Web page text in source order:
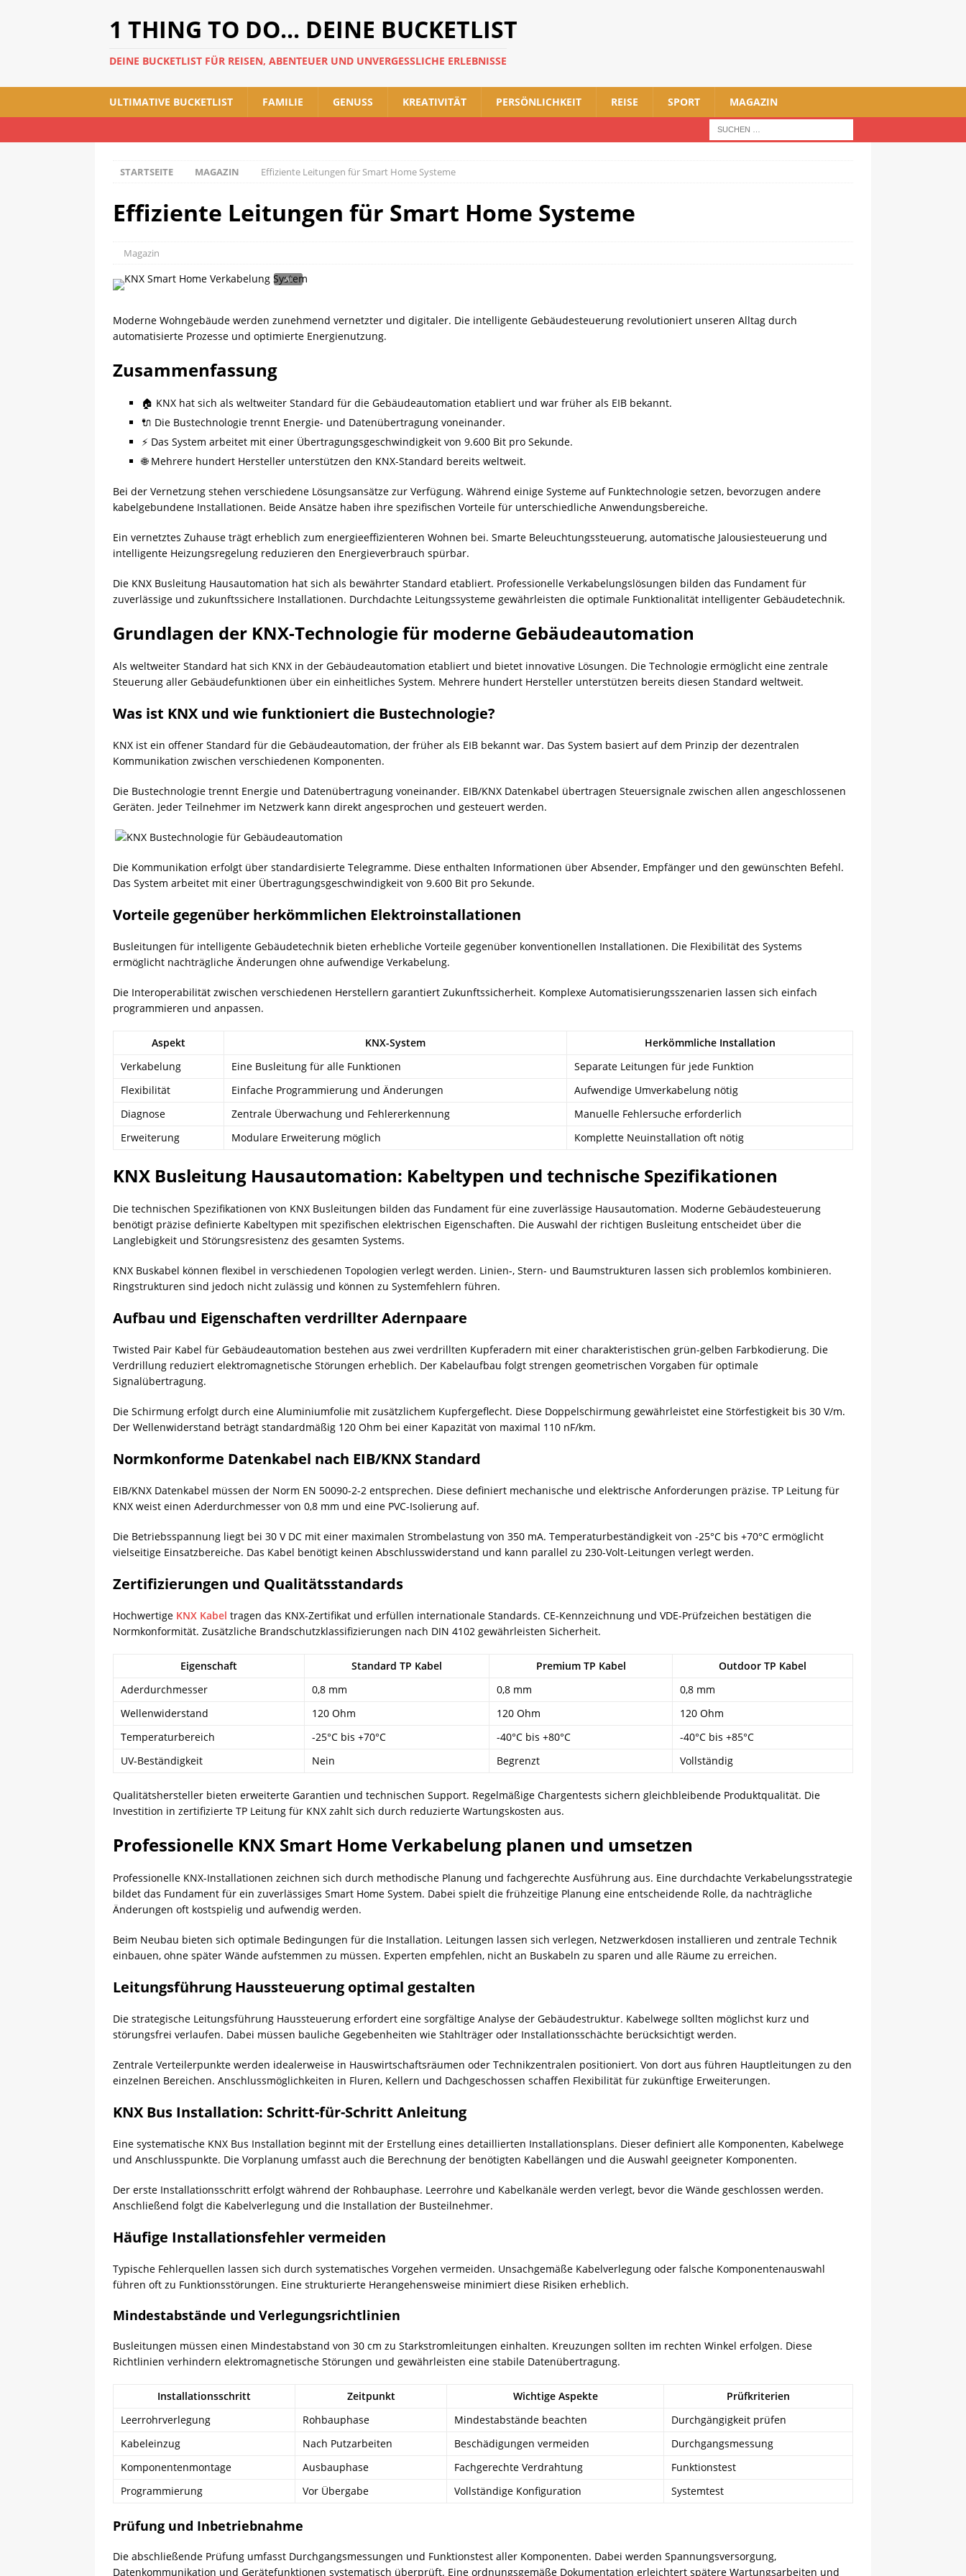
1 THING TO DO... DEINE BUCKETLIST
DEINE BUCKETLIST FÜR REISEN, ABENTEUER UND UNVERGESSLICHE ERLEBNISSE
ULTIMATIVE BUCKETLIST FAMILIE GENUSS KREATIVITÄT PERSÖNLICHKEIT REISE SPORT MAGAZIN
STARTSEITE MAGAZIN Effiziente Leitungen für Smart Home Systeme
Effiziente Leitungen für Smart Home Systeme
Magazin
Moderne Wohngebäude werden zunehmend vernetzter und digitaler. Die intelligente Gebäudesteuerung revolutioniert unseren Alltag durch
automatisierte Prozesse und optimierte Energienutzung.
Zusammenfassung
🏠 KNX hat sich als weltweiter Standard für die Gebäudeautomation etabliert und war früher als EIB bekannt.
🔌 Die Bustechnologie trennt Energie- und Datenübertragung voneinander.
⚡ Das System arbeitet mit einer Übertragungsgeschwindigkeit von 9.600 Bit pro Sekunde.
🌐 Mehrere hundert Hersteller unterstützen den KNX-Standard bereits weltweit.
Bei der Vernetzung stehen verschiedene Lösungsansätze zur Verfügung. Während einige Systeme auf Funktechnologie setzen, bevorzugen andere
kabelgebundene Installationen. Beide Ansätze haben ihre spezifischen Vorteile für unterschiedliche Anwendungsbereiche.
Ein vernetztes Zuhause trägt erheblich zum energieeffizienteren Wohnen bei. Smarte Beleuchtungssteuerung, automatische Jalousiesteuerung und
intelligente Heizungsregelung reduzieren den Energieverbrauch spürbar.
Die KNX Busleitung Hausautomation hat sich als bewährter Standard etabliert. Professionelle Verkabelungslösungen bilden das Fundament für
zuverlässige und zukunftssichere Installationen. Durchdachte Leitungssysteme gewährleisten die optimale Funktionalität intelligenter Gebäudetechnik.
Grundlagen der KNX-Technologie für moderne Gebäudeautomation
Als weltweiter Standard hat sich KNX in der Gebäudeautomation etabliert und bietet innovative Lösungen. Die Technologie ermöglicht eine zentrale
Steuerung aller Gebäudefunktionen über ein einheitliches System. Mehrere hundert Hersteller unterstützen bereits diesen Standard weltweit.
Was ist KNX und wie funktioniert die Bustechnologie?
KNX ist ein offener Standard für die Gebäudeautomation, der früher als EIB bekannt war. Das System basiert auf dem Prinzip der dezentralen
Kommunikation zwischen verschiedenen Komponenten.
Die Bustechnologie trennt Energie und Datenübertragung voneinander. EIB/KNX Datenkabel übertragen Steuersignale zwischen allen angeschlossenen
Geräten. Jeder Teilnehmer im Netzwerk kann direkt angesprochen und gesteuert werden.
Die Kommunikation erfolgt über standardisierte Telegramme. Diese enthalten Informationen über Absender, Empfänger und den gewünschten Befehl.
Das System arbeitet mit einer Übertragungsgeschwindigkeit von 9.600 Bit pro Sekunde.
Vorteile gegenüber herkömmlichen Elektroinstallationen
Busleitungen für intelligente Gebäudetechnik bieten erhebliche Vorteile gegenüber konventionellen Installationen. Die Flexibilität des Systems
ermöglicht nachträgliche Änderungen ohne aufwendige Verkabelung.
Die Interoperabilität zwischen verschiedenen Herstellern garantiert Zukunftssicherheit. Komplexe Automatisierungsszenarien lassen sich einfach
programmieren und anpassen.
Aspekt KNX-System
Herkömmliche Installation
Verkabelung
Eine Busleitung für alle Funktionen
Separate Leitungen für jede Funktion
Flexibilität
Einfache Programmierung und Änderungen
Aufwendige Umverkabelung nötig
Diagnose
Zentrale Überwachung und Fehlererkennung
Manuelle Fehlersuche erforderlich
Erweiterung
Modulare Erweiterung möglich Komplette Neuinstallation oft nötig
KNX Busleitung Hausautomation: Kabeltypen und technische Spezifikationen
Die technischen Spezifikationen von KNX Busleitungen bilden das Fundament für eine zuverlässige Hausautomation. Moderne Gebäudesteuerung
benötigt präzise definierte Kabeltypen mit spezifischen elektrischen Eigenschaften. Die Auswahl der richtigen Busleitung entscheidet über die
Langlebigkeit und Störungsresistenz des gesamten Systems.
KNX Buskabel können flexibel in verschiedenen Topologien verlegt werden. Linien-, Stern- und Baumstrukturen lassen sich problemlos kombinieren.
Ringstrukturen sind jedoch nicht zulässig und können zu Systemfehlern führen.
Aufbau und Eigenschaften verdrillter Adernpaare
Twisted Pair Kabel für Gebäudeautomation bestehen aus zwei verdrillten Kupferadern mit einer charakteristischen grün-gelben Farbkodierung. Die
Verdrillung reduziert elektromagnetische Störungen erheblich. Der Kabelaufbau folgt strengen geometrischen Vorgaben für optimale
Signalübertragung.
Die Schirmung erfolgt durch eine Aluminiumfolie mit zusätzlichem Kupfergeflecht. Diese Doppelschirmung gewährleistet eine Störfestigkeit bis 30 V/m.
Der Wellenwiderstand beträgt standardmäßig 120 Ohm bei einer Kapazität von maximal 110 nF/km.
Normkonforme Datenkabel nach EIB/KNX Standard
EIB/KNX Datenkabel müssen der Norm EN 50090-2-2 entsprechen. Diese definiert mechanische und elektrische Anforderungen präzise. TP Leitung für
KNX weist einen Aderdurchmesser von 0,8 mm und eine PVC-Isolierung auf.
Die Betriebsspannung liegt bei 30 V DC mit einer maximalen Strombelastung von 350 mA. Temperaturbeständigkeit von -25°C bis +70°C ermöglicht
vielseitige Einsatzbereiche. Das Kabel benötigt keinen Abschlusswiderstand und kann parallel zu 230-Volt-Leitungen verlegt werden.
Zertifizierungen und Qualitätsstandards
Hochwertige KNX Kabel tragen das KNX-Zertifikat und erfüllen internationale Standards. CE-Kennzeichnung und VDE-Prüfzeichen bestätigen die
Normkonformität. Zusätzliche Brandschutzklassifizierungen nach DIN 4102 gewährleisten Sicherheit.
Eigenschaft Standard TP Kabel Premium TP Kabel
Outdoor TP Kabel
Aderdurchmesser
0,8 mm 0,8 mm
0,8 mm
Wellenwiderstand
120 Ohm 120 Ohm
120 Ohm
Temperaturbereich
-25°C bis +70°C -40°C bis +80°C
-40°C bis +85°C
UV-Beständigkeit
Nein Begrenzt Vollständig
Qualitätshersteller bieten erweiterte Garantien und technischen Support. Regelmäßige Chargentests sichern gleichbleibende Produktqualität. Die
Investition in zertifizierte TP Leitung für KNX zahlt sich durch reduzierte Wartungskosten aus.
Professionelle KNX Smart Home Verkabelung planen und umsetzen
Professionelle KNX-Installationen zeichnen sich durch methodische Planung und fachgerechte Ausführung aus. Eine durchdachte Verkabelungsstrategie
bildet das Fundament für ein zuverlässiges Smart Home System. Dabei spielt die frühzeitige Planung eine entscheidende Rolle, da nachträgliche
Änderungen oft kostspielig und aufwendig werden.
Beim Neubau bieten sich optimale Bedingungen für die Installation. Leitungen lassen sich verlegen, Netzwerkdosen installieren und zentrale Technik
einbauen, ohne später Wände aufstemmen zu müssen. Experten empfehlen, nicht an Buskabeln zu sparen und alle Räume zu erreichen.
Leitungsführung Haussteuerung optimal gestalten
Die strategische Leitungsführung Haussteuerung erfordert eine sorgfältige Analyse der Gebäudestruktur. Kabelwege sollten möglichst kurz und
störungsfrei verlaufen. Dabei müssen bauliche Gegebenheiten wie Stahlträger oder Installationsschächte berücksichtigt werden.
Zentrale Verteilerpunkte werden idealerweise in Hauswirtschaftsräumen oder Technikzentralen positioniert. Von dort aus führen Hauptleitungen zu den
einzelnen Bereichen. Anschlussmöglichkeiten in Fluren, Kellern und Dachgeschossen schaffen Flexibilität für zukünftige Erweiterungen.
KNX Bus Installation: Schritt-für-Schritt Anleitung
Eine systematische KNX Bus Installation beginnt mit der Erstellung eines detaillierten Installationsplans. Dieser definiert alle Komponenten, Kabelwege
und Anschlusspunkte. Die Vorplanung umfasst auch die Berechnung der benötigten Kabellängen und die Auswahl geeigneter Komponenten.
Der erste Installationsschritt erfolgt während der Rohbauphase. Leerrohre und Kabelkanäle werden verlegt, bevor die Wände geschlossen werden.
Anschließend folgt die Kabelverlegung und die Installation der Busteilnehmer.
Häufige Installationsfehler vermeiden
Typische Fehlerquellen lassen sich durch systematisches Vorgehen vermeiden. Unsachgemäße Kabelverlegung oder falsche Komponentenauswahl
führen oft zu Funktionsstörungen. Eine strukturierte Herangehensweise minimiert diese Risiken erheblich.
Mindestabstände und Verlegungsrichtlinien
Busleitungen müssen einen Mindestabstand von 30 cm zu Starkstromleitungen einhalten. Kreuzungen sollten im rechten Winkel erfolgen. Diese
Richtlinien verhindern elektromagnetische Störungen und gewährleisten eine stabile Datenübertragung.
Installationsschritt Zeitpunkt Wichtige Aspekte
Prüfkriterien
Leerrohrverlegung
Rohbauphase Mindestabstände beachten
Durchgängigkeit prüfen
Kabeleinzug
Nach Putzarbeiten Beschädigungen vermeiden
Durchgangsmessung
Komponentenmontage
Ausbauphase Fachgerechte Verdrahtung
Funktionstest
Programmierung
Vor Übergabe Vollständige Konfiguration Systemtest
Prüfung und Inbetriebnahme
Die abschließende Prüfung umfasst Durchgangsmessungen und Funktionstest aller Komponenten. Dabei werden Spannungsversorgung,
Datenkommunikation und Gerätefunktionen systematisch überprüft. Eine ordnungsgemäße Dokumentation erleichtert spätere Wartungsarbeiten und